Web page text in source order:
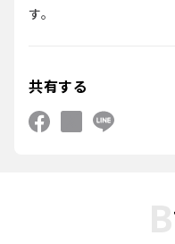
す。
共有する